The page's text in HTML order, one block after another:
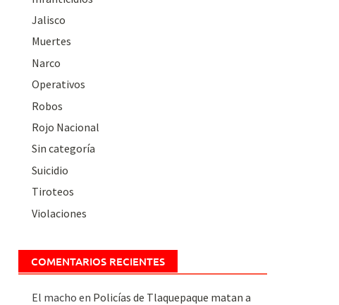
Jalisco
Muertes
Narco
Operativos
Robos
Rojo Nacional
Sin categoría
Suicidio
Tiroteos
Violaciones
COMENTARIOS RECIENTES
El macho en Policías de Tlaquepaque matan a